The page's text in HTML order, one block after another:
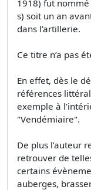
1918) fut nommé
s) soit un an
dans l’artillerie.
Ce titre n’a pas
En effet, dès le
références
exemple à
"Vendémiaire".
De plus l’auteur
retrouver de
certains
auberges,